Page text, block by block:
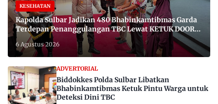
KESEHATAN
Kapolda Sulbar Jadikan 480 Bhabinkamtibmas Garda
Terdepan Penanggulangan TBC Lewat KETUK DOORS
di 650 Desa
6 Agustus 2026
ADVERTORIAL
Biddokkes Polda Sulbar Libatkan
Bhabinkamtibmas Ketuk Pintu Warga untuk
Deteksi Dini TBC